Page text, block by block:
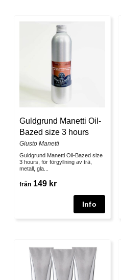
Guldgrund Manetti Oil-
Bazed size 3 hours
Giusto Manetti
Guldgrund Manetti Oil-Bazed size
3 hours, för förgyllning av trä,
metall, gla...
från 149 kr